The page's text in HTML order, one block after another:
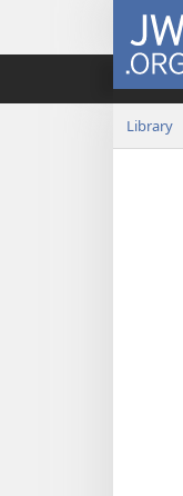
JW.ORG
Library